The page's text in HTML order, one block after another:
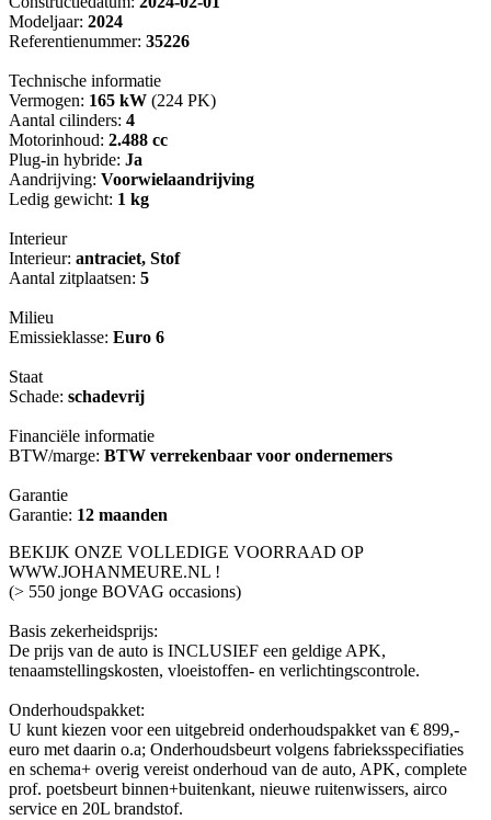
Modeljaar: 2024
Referentienummer: 35226
Technische informatie
Vermogen: 165 kW (224 PK)
Aantal cilinders: 4
Motorinhoud: 2.488 cc
Plug-in hybride: Ja
Aandrijving: Voorwielaandrijving
Ledig gewicht: 1 kg
Interieur
Interieur: antraciet, Stof
Aantal zitplaatsen: 5
Milieu
Emissieklasse: Euro 6
Staat
Schade: schadevrij
Financiële informatie
BTW/marge: BTW verrekenbaar voor ondernemers
Garantie
Garantie: 12 maanden
BEKIJK ONZE VOLLEDIGE VOORRAAD OP
WWW.JOHANMEURE.NL !
(> 550 jonge BOVAG occasions)
Basis zekerheidsprijs:
De prijs van de auto is INCLUSIEF een geldige APK,
tenaamstellingskosten, vloeistoffen- en verlichtingscontrole.
Onderhoudspakket:
U kunt kiezen voor een uitgebreid onderhoudspakket van € 899,-
euro met daarin o.a; Onderhoudsbeurt volgens fabrieksspecifiaties
en schema+ overig vereist onderhoud van de auto, APK, complete
prof. poetsbeurt binnen+buitenkant, nieuwe ruitenwissers, airco
service en 20L brandstof.